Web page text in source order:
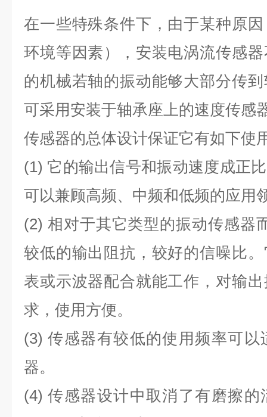
在一些特殊条件下，由于某种原
环境等因素），安装电涡流传感
的机械若轴的振动能够大部分传
可采用安装于轴承座上的速度传感
传感器的总体设计保证它有如下使
(1) 它的输出信号和振动速度成正
可以兼顾高频、中频和低频的应用
(2) 相对于其它类型的振动传感器
较低的输出阻抗，较好的信噪比
表或示波器配合就能工作，对输
求，使用方便。
(3) 传感器有较低的使用频率可
器。
(4) 传感器设计中取消了有磨擦